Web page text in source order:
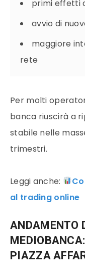
primi effetti
avvio di
maggiore
rete
Per molti
banca riuscirà a
stabile nelle
trimestri.
Leggi anche:
al trading online
ANDAMENTO
PIAZZA